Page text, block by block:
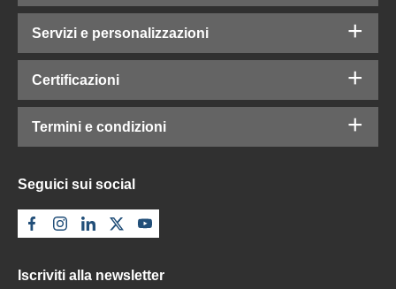
Servizi e personalizzazioni
Certificazioni
Termini e condizioni
Seguici sui social
Iscriviti alla newsletter